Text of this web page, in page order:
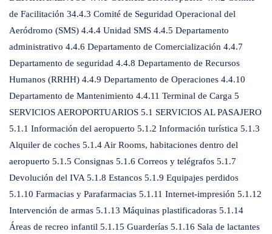
de Facilitación 34.4.3 Comité de Seguridad Operacional del
Aeródromo (SMS) 4.4.4 Unidad SMS 4.4.5 Departamento
administrativo 4.4.6 Departamento de Comercialización 4.4.7
Departamento de seguridad 4.4.8 Departamento de Recursos
Humanos (RRHH) 4.4.9 Departamento de Operaciones 4.4.10
Departamento de Mantenimiento 4.4.11 Terminal de Carga 5
SERVICIOS AEROPORTUARIOS 5.1 SERVICIOS AL PASAJERO
5.1.1 Información del aeropuerto 5.1.2 Información turística 5.1.3
Alquiler de coches 5.1.4 Air Rooms, habitaciones dentro del
aeropuerto 5.1.5 Consignas 5.1.6 Correos y telégrafos 5.1.7
Devolución del IVA 5.1.8 Estancos 5.1.9 Equipajes perdidos
5.1.10 Farmacias y Parafarmacias 5.1.11 Internet-impresión 5.1.12
Intervención de armas 5.1.13 Máquinas plastificadoras 5.1.14
Áreas de recreo infantil 5.1.15 Guarderías 5.1.16 Sala de lactantes